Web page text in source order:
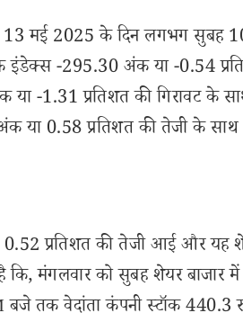
13 मई 2025 के दिन लगभग सुबह
इंडेक्स -295.30 अंक या -0.54
-1.31 प्रतिशत की गिरावट के
या 0.58 प्रतिशत की तेजी के
0.52 प्रतिशत की तेजी आई और
कि, मंगलवार को सुबह शेयर बाजार में